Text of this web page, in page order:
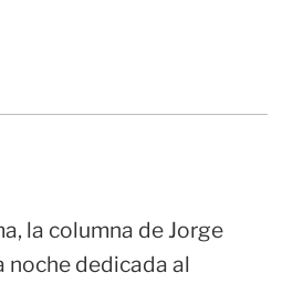
la columna de Jorge
noche dedicada al